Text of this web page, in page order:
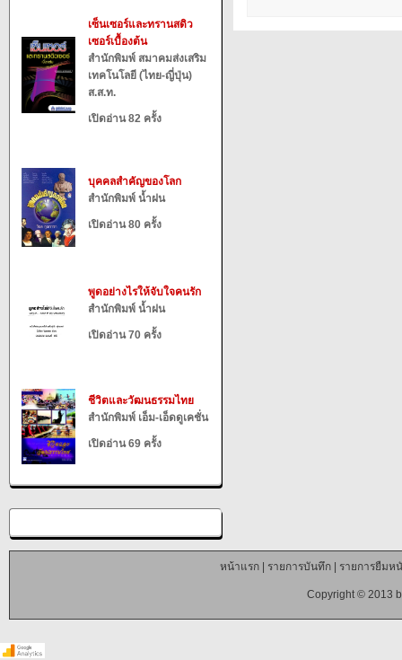
เซ็นเซอร์และทรานสดิว
เซอร์เบื้องต้น
สำนักพิมพ์ สมาคมส่งเสริม
เทคโนโลยี (ไทย-ญี่ปุ่น)
ส.ส.ท.
เปิดอ่าน 82 ครั้ง
บุคคลสำคัญของโลก
สำนักพิมพ์ น้ำฝน
เปิดอ่าน 80 ครั้ง
พูดอย่างไรให้จับใจคนรัก
สำนักพิมพ์ น้ำฝน
เปิดอ่าน 70 ครั้ง
ชีวิตและวัฒนธรรมไทย
สำนักพิมพ์ เอ็ม-เอ็ดดูเคชั่น
เปิดอ่าน 69 ครั้ง
หน้าแรก| รายการบันทึก| รายการยืมห
Copyright © 2013